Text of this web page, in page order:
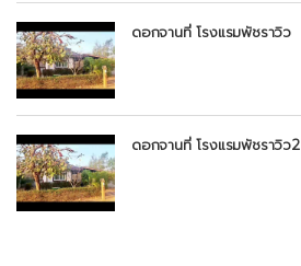
ดอกจานที่ โรงแรมพัชราวิว
ดอกจานที่ โรงแรมพัชราวิว2